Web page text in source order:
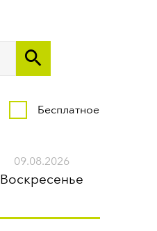
Бесплатное
09.08.2026
Воскресенье